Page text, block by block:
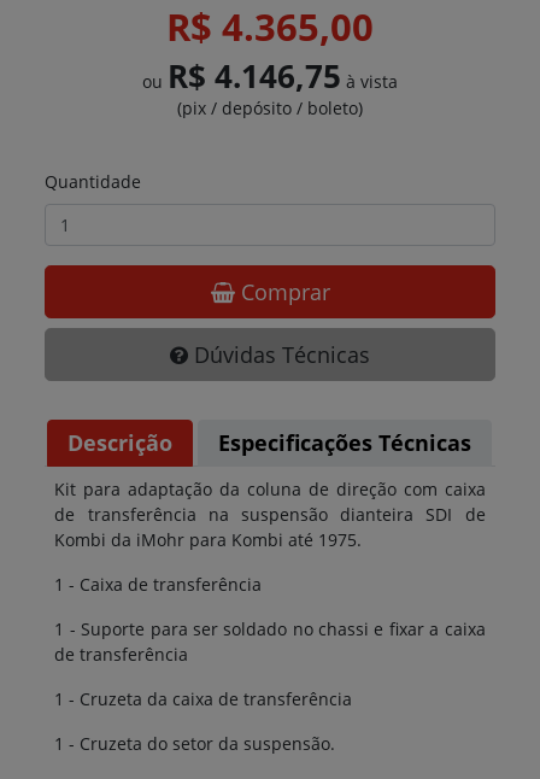
R$ 4.365,00
ou R$ 4.146,75 à vista
(pix / depósito / boleto)
Quantidade
Comprar
Dúvidas Técnicas
Descrição Especificações Técnicas
Kit para adaptação da coluna de direção com caixa
de transferência na suspensão dianteira SDI de
Kombi da iMohr para Kombi até 1975.
1 - Caixa de transferência
1 - Suporte para ser soldado no chassi e fixar a caixa
de transferência
1 - Cruzeta da caixa de transferência
1 - Cruzeta do setor da suspensão.